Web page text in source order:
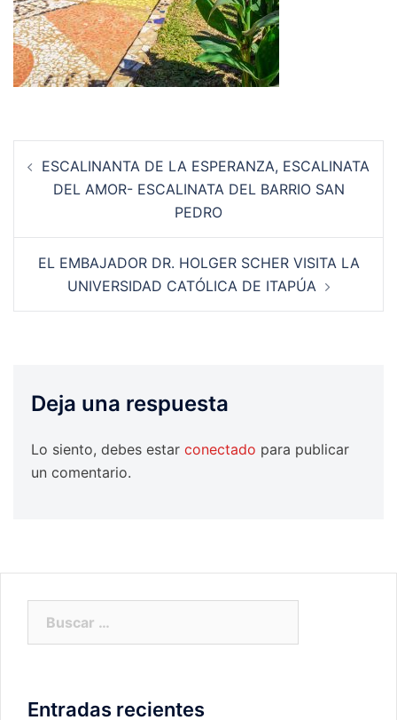
de
entradas
ESCALINANTA DE LA ESPERANZA, ESCALINATA
DEL AMOR- ESCALINATA DEL BARRIO SAN
PEDRO
EL EMBAJADOR DR. HOLGER SCHER VISITA LA
UNIVERSIDAD CATÓLICA DE ITAPÚA
Deja una respuesta
Lo siento, debes estar conectado para publicar
un comentario.
Entradas recientes